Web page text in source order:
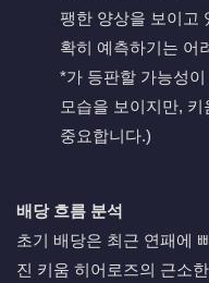
팽한 양상을 보이고
확히 예측하기는 어
*가 등판할 가능성
모습을 보이지만,
중요합니다.)
배당 흐름 분석
초기 배당은 최근 연패에
진 키움 히어로즈의 근소